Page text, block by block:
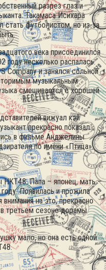
разрез глаз и
Такамаса Исихара
стать футболистом, но из-за
века присоединился
году несколько распалась.
Company и занялся сольной
музыкальным
смешивается с хорошей
вижуал кэй
прекрасно показал
в фильме Анджелины
по имени «Птица».
HKT48. Папа – японец, мать –
Появилась и прожила
на это, прекрасно
третьем сезоне дорамы
мало, но она есть одной